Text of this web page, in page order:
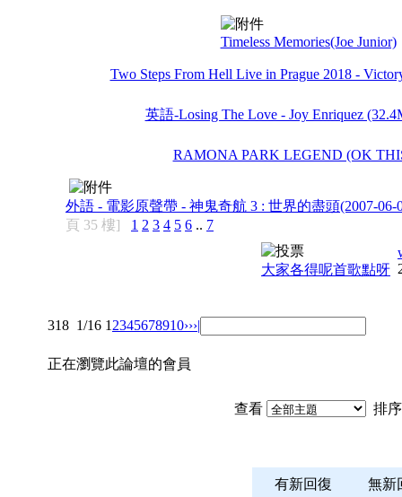
Timeless Memories(Joe Junior)
Two Steps From Hell Live in Prague 2018 -
英語-Losing The Love - Joy Enriquez
RAMONA PARK LEGEND (OK
外語 - 電影原聲帶 - 神鬼奇航 3 : 世界的盡頭(2007-06-
頁 35 樓]
1 2 3 4 5 6 .. 7
大家各得呢首歌點呀
318 1/16 1 2345678910›››|
正在瀏覽此論壇的會員
查看 排
有新回復 無